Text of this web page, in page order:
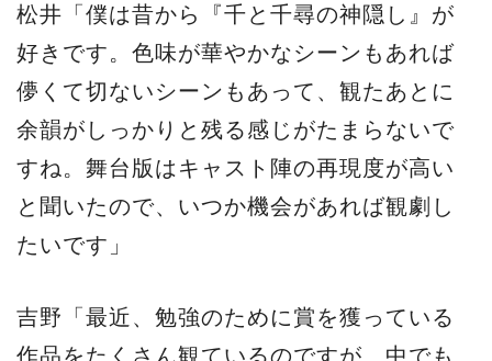
松井「僕は昔から『千と千尋の神隠し』が
好きです。色味が華やかなシーンもあれば
儚くて切ないシーンもあって、観たあとに
余韻がしっかりと残る感じがたまらないで
すね。舞台版はキャスト陣の再現度が高い
と聞いたので、いつか機会があれば観劇し
たいです」
吉野「最近、勉強のために賞を獲っている
作品をたくさん観ているのですが、中でも